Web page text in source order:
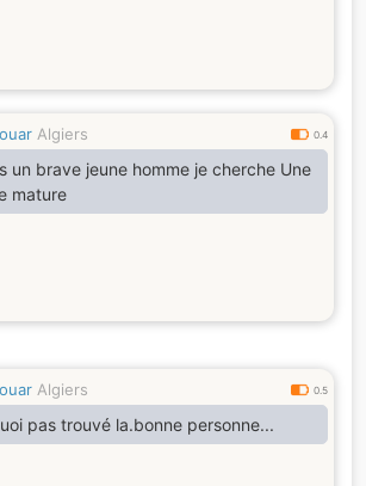
Algiers 0.4
un brave jeune homme je cherche Une
mature
Algiers 0.5
pas trouvé la.bonne personne...